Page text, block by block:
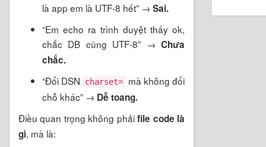
là app em là UTF-8 hết” → Sai.
“Em echo ra trình duyệt thấy ok,
chắc DB cũng UTF-8” → Chưa
chắc.
“Đổi DSN
charset=
mà không đổi
chỗ khác” → Dễ toang.
Điều quan trọng không phảifile code là
gì, mà là: